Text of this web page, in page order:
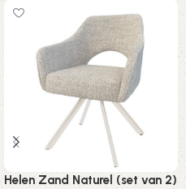
Helen Zand Naturel (set van 2)